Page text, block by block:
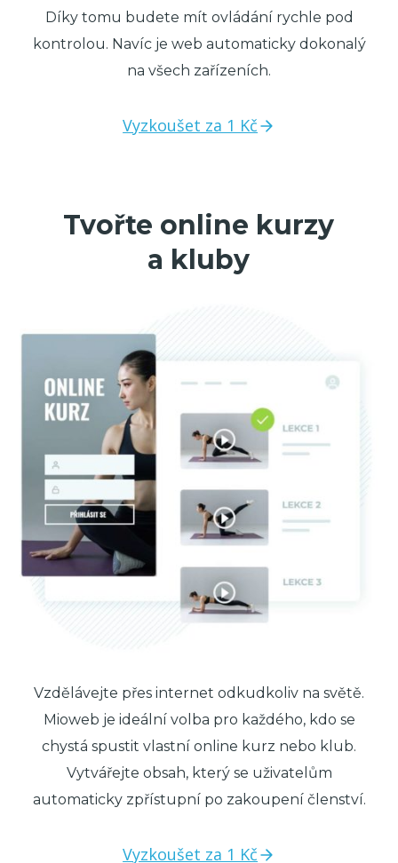
Díky tomu budete mít ovládání rychle pod
kontrolou. Navíc je web automaticky dokonalý
na všech zařízeních.
Vyzkoušet za 1 Kč
Tvořte online kurzy
a kluby
Vzdělávejte přes internet odkudkoliv na světě.
Mioweb je ideální volba pro každého, kdo se
chystá spustit vlastní online kurz nebo klub.
Vytvářejte obsah, který se uživatelům
automaticky zpřístupní po zakoupení členství.
Vyzkoušet za 1 Kč